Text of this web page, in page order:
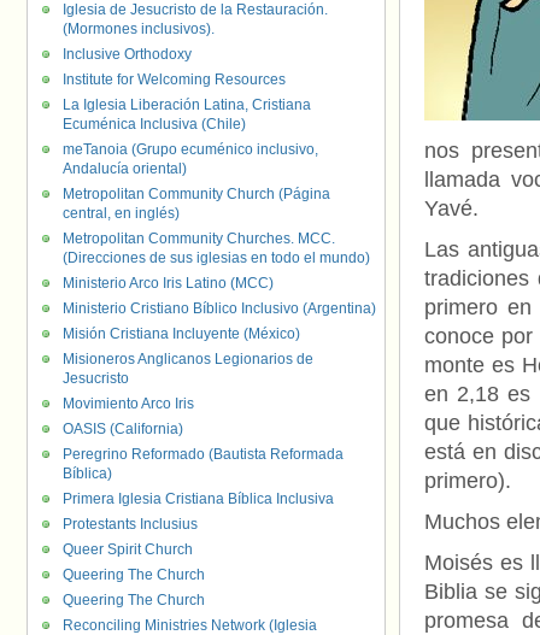
nos
llamada
Yavé.
Las
tradiciones
primero
conoce
monte es
en 2,18 es
que
está en
primero).
Muchos
Moisés es
Biblia se
promesa
Iglesia de Jesucristo de la Restauración.
(Mormones inclusivos).
Inclusive Orthodoxy
Institute for Welcoming Resources
La Iglesia Liberación Latina, Cristiana
Ecuménica Inclusiva (Chile)
meTanoia (Grupo ecuménico inclusivo,
Andalucía oriental)
Metropolitan Community Church (Página
central, en inglés)
Metropolitan Community Churches. MCC.
(Direcciones de sus iglesias en todo el mundo)
Ministerio Arco Iris Latino (MCC)
Ministerio Cristiano Bíblico Inclusivo (Argentina)
Misión Cristiana Incluyente (México)
Misioneros Anglicanos Legionarios de
Jesucristo
Movimiento Arco Iris
OASIS (California)
Peregrino Reformado (Bautista Reformada
Bíblica)
Primera Iglesia Cristiana Bíblica Inclusiva
Protestants Inclusius
Queer Spirit Church
Queering The Church
Queering The Church
Reconciling Ministries Network (Iglesia